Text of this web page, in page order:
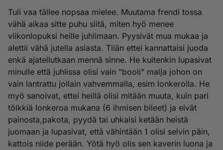
Tuli vaa tällee nopsaa mielee. Muutama frendi tossa
vähä aikaa sitte puhu siitä, miten hyö menee
viikonlopuksi heille juhlimaan. Pyysivät mua mukaa ja
alettii vähä jutella asiasta. Tiiän ettei kannattaisi juoda
enkä ajatellutkaan mennä sinne. He kuitenkin lupasivat
minulle että juhlissa olisi vain "booli" malja johon on
vain lantrattu jollain vahvemmalla, esim lonkerolla. He
myö sanoivat, ettei heillä olisi mitään muuta, kuin pari
tölkkiä lonkeroa mukana (6 ihmisen bileet) ja eivät
painosta,pakota, pyydä tai uhkaisi ketään heistä
juomaan ja lupasivat, että vähintään 1 olisi selvin päin,
kattois niide perään. Yötä hyö olis sen kaverin luona ja